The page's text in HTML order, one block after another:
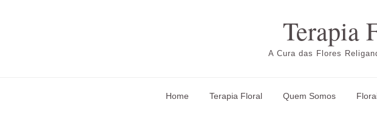
Terapia
A Cura das Flores
Home Terapia Floral Quem Somos